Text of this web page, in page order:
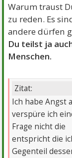
Warum traust
zu reden. Es
andere dürfen
Du teilst ja
Menschen.
Zitat:
Ich habe Angst
verspüre ich
Frage nicht die
entspricht die
Gegenteil